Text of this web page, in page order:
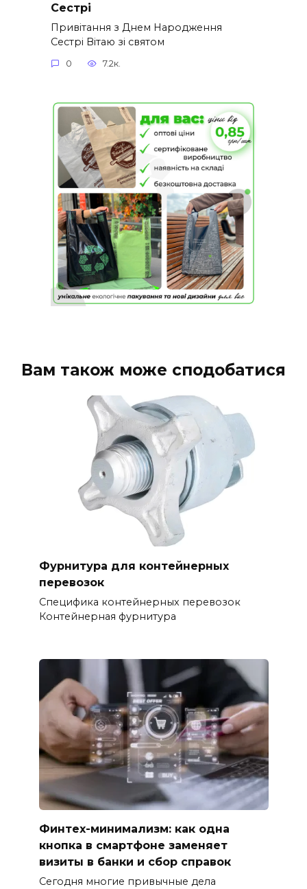
Сестрі
Привітання з Днем Народження
Сестрі Вітаю зі святом
0 7.2к.
Вам також може сподобатися
Фурнитура для контейнерных
перевозок
Специфика контейнерных перевозок
Контейнерная фурнитура
Финтех-минимализм: как одна
кнопка в смартфоне заменяет
визиты в банки и сбор справок
Сегодня многие привычные дела